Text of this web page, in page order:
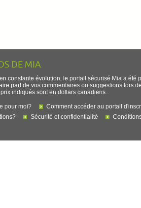
DE MIA
constante évolution, le portail sécurisé Mia a été
part de vos commentaires ou suggestions lors
indiqués sont en dollars canadiens.
pour moi?
Comment accéder au portail
Sécurité et confidentialité